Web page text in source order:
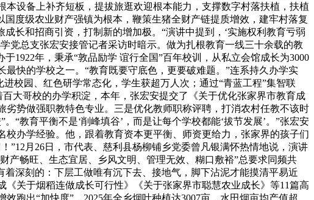
设备上补齐短板，提拔旅逛欢迎根本能力，支撑数字村落扶植，扶植
度级农业财产强镇为根本，鞭策生猪全财产链提质增效，建牢村落复
长和招商引资，打制新的增加极。“演讲中提到，‘实施权利教育亏弱
党总支张宏安接管记者采访时暗示。做为扎根教育一线三十余载的教
1922年，秉承“敦品励学 谊行全国”百年校训，从私立会馆成长为3000
快的学校之一。“教育既要守底色，更要破难题。”连系持久办学实
校园、红色研学常态化，学生获超万人次；通过“青蓝工程”集智联
大哥校的办学积淀，本年，张宏安提交了《关于优化张家界市教育成
势做强职教特色专业。三是优化教师职称评聘，打消农村任教不该时
教育平衡不是‘削峰填谷’，而是让每个学校都能‘拔节发展’。”张宏安
办学经验。他，跟着教育资本更平衡、师资更给力，张家界的孩子们
”12月26日，市代表、慈利县杨柳铺乡党委曾凡银满怀热情地说，演讲
产畅旺、生态宜居、乡风文明、管理无效、糊口敷裕”总要求同频共
深刻的：下层工做唯有沉下去、接地气，脚下沾泥才能摸清平易近
关于烟稻连做成长可行性》《关于张家界市聪慧农业成长》等11篇高
跑出“加快度”，2025年全乡烟叶种植达3007亩，水田烟亩均产值超